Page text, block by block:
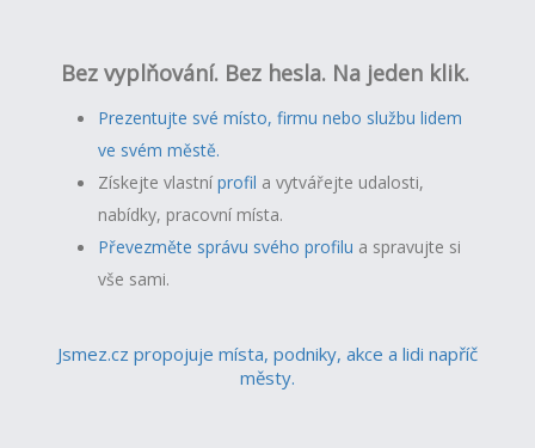
Bez vyplňování. Bez hesla. Na jeden klik.
Prezentujte své místo, firmu nebo službu lidem
ve svém městě.
Získejte vlastníprofil a vytvářejte udalosti,
nabídky, pracovní místa.
Převezměte správu svého profilu a spravujte si
vše sami.
Jsmez.cz propojuje místa, podniky, akce a lidi napříč
městy.